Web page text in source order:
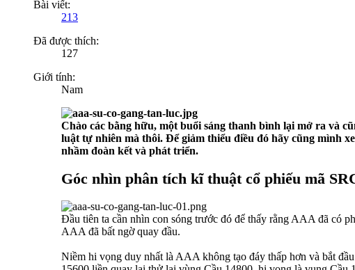
Bài viết:
213
Đã được thích:
127
Giới tính:
Nam
Chào các bằng hữu, một buổi sáng thanh bình lại mở ra và
luật tự nhiên mà thôi. Để giảm thiểu điều đó hãy cũng mình
nhầm đoàn kết và phát triển.
Góc nhìn phân tích kĩ thuật cổ phiếu mã
Đầu tiên ta cần nhìn con sóng trước đó để thấy rằng AAA đã có
AAA đã bất ngờ quay đầu.
Niềm hi vọng duy nhất là AAA không tạo đáy thấp hơn và bắt